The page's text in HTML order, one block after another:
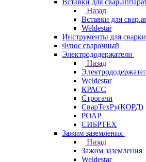
Вставки для
Назад
Вставки для
Weldestar
Инструменты для сварки
Флюс сварочный
Электрододержатели
Назад
Weldestar
КРАСС
Строгачи
СварТехРу(КОРД)
РОАР
СИБРТЕХ
Зажим заземления
Назад
Зажим заземления
Weldestar